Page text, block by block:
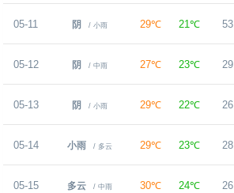
05-11 阴 / 小雨 29℃ 21℃ 53
05-12 阴 / 中雨 27℃ 23℃ 29
05-13 阴 / 小雨 29℃ 22℃ 26
05-14 小雨 / 多云 29℃ 23℃ 28
05-15 多云 / 中雨 30℃ 24℃ 26